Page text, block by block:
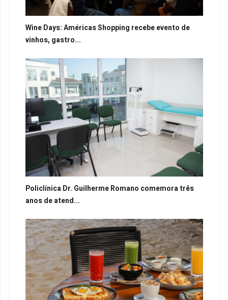
Wine Days: Américas Shopping recebe evento de
vinhos, gastro...
Policlínica Dr. Guilherme Romano comemora três
anos de atend...